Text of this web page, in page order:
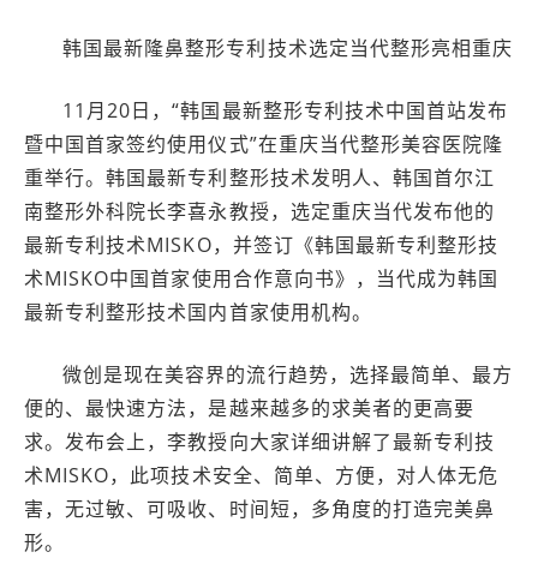
韩国最新隆鼻整形专利技术选定当代整形亮相重庆
11月20日，“韩国最新整形专利技术中国首站发布
暨中国首家签约使用仪式”在重庆当代整形美容医院隆
重举行。韩国最新专利整形技术发明人、韩国首尔江
南整形外科院长李喜永教授，选定重庆当代发布他的
最新专利技术MISKO，并签订《韩国最新专利整形技
术MISKO中国首家使用合作意向书》，当代成为韩国
最新专利整形技术国内首家使用机构。
微创是现在美容界的流行趋势，选择最简单、最方
便的、最快速方法，是越来越多的求美者的更高要
求。发布会上，李教授向大家详细讲解了最新专利技
术MISKO，此项技术安全、简单、方便，对人体无危
害，无过敏、可吸收、时间短，多角度的打造完美鼻
形。